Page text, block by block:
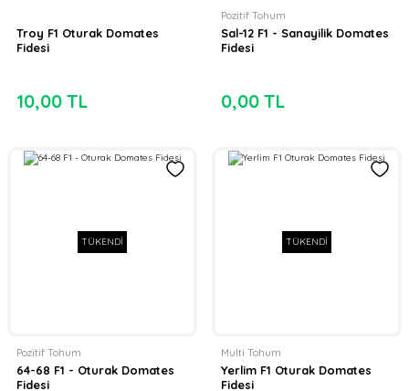
Troy F1 Oturak Domates
Fidesi
10,00 TL
Pozitif Tohum
Sal-12 F1 - Sanayilik Domates
Fidesi
0,00 TL
TÜKENDİ
Pozitif Tohum
64-68 F1 - Oturak Domates
Fidesi
TÜKENDİ
Multi Tohum
Yerlim F1 Oturak Domates
Fidesi